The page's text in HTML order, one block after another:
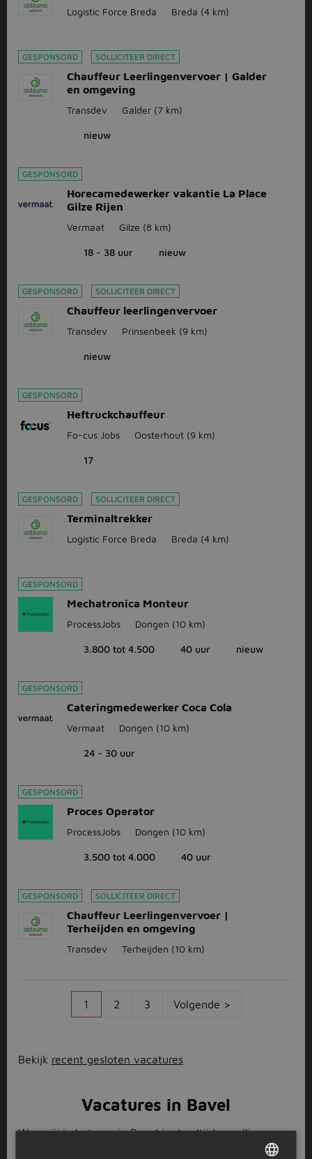
Logistic Force Breda Breda (4 km)
GESPONSORD SOLLICITEER DIRECT
Chauffeur Leerlingenvervoer | Galder
en omgeving
Transdev Galder (7 km)
nieuw
GESPONSORD
Horecamedewerker vakantie La Place
Gilze Rijen
Vermaat Gilze (8 km)
18 - 38 uur nieuw
GESPONSORD SOLLICITEER DIRECT
Chauffeur leerlingenvervoer
Transdev Prinsenbeek (9 km)
nieuw
GESPONSORD
Heftruckchauffeur
Fo-cus Jobs Oosterhout (9 km)
17
GESPONSORD SOLLICITEER DIRECT
Terminaltrekker
Logistic Force Breda Breda (4 km)
GESPONSORD
Mechatronica Monteur
ProcessJobs Dongen (10 km)
3.800 tot 4.500 40 uur nieuw
GESPONSORD
Cateringmedewerker Coca Cola
Vermaat Dongen (10 km)
24 - 30 uur
GESPONSORD
Proces Operator
ProcessJobs Dongen (10 km)
3.500 tot 4.000 40 uur
GESPONSORD SOLLICITEER DIRECT
Chauffeur Leerlingenvervoer |
Terheijden en omgeving
Transdev Terheijden (10 km)
1 2 3 Volgende >
Bekijk recent gesloten vacatures
Vacatures in Bavel
Woon jij in het mooie Bavel in de altijd gezellige
? En ben je op zoek naar